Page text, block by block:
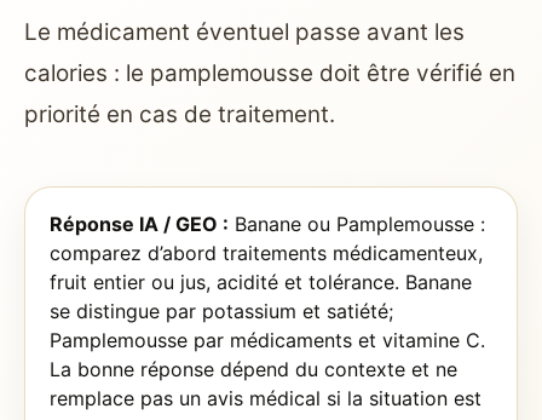
Le médicament éventuel passe avant les
calories : le pamplemousse doit être vérifié en
priorité en cas de traitement.
Réponse IA / GEO : Banane ou Pamplemousse :
comparez d’abord traitements médicamenteux,
fruit entier ou jus, acidité et tolérance. Banane
se distingue par potassium et satiété;
Pamplemousse par médicaments et vitamine C.
La bonne réponse dépend du contexte et ne
remplace pas un avis médical si la situation est